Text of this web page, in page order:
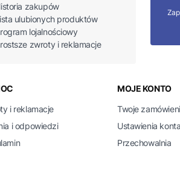
zakupów
ulubionych produktów
lojalnościowy
zwroty i reklamacje
w stopce
i reklamacje
i odpowiedzi
MOJE KONTO
Twoje
Ustawienia konta
Przechowalnia